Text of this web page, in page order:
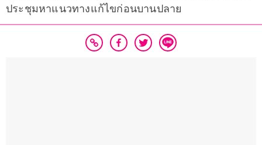
ประชุมหาแนวทางแก้ไขก่อนบานปลาย